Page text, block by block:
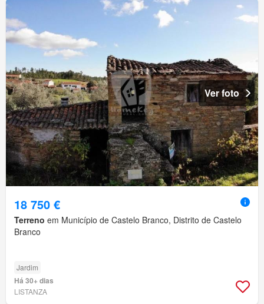
Ver foto
18 750 €
Terreno em Município de Castelo Branco, Distrito de Castelo
Branco
Jardim
Há 30+ dias
LISTANZA